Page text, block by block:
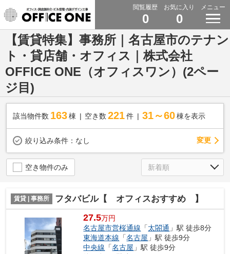
閲覧履歴
0
お気に入り
0
メニュー
【賃貸特集】事務所｜名古屋市のテナン
ト・貸店舗・オフィス｜株式会社
OFFICE ONE（オフィスワン）(2ペー
ジ目)
該当物件数 163棟 空き数 221 件 31～60 棟を表示
絞り込み条件： なし 変更
空き物件のみ
賃貸 | 事務所 フタバビル【 オフィスおすすめ 】
27.5万円
名古屋市営桜通線 「太閤通 」駅 徒歩8分
東海道本線 「名古屋 」駅 徒歩9分
中央線 「名古屋 」駅 徒歩9分